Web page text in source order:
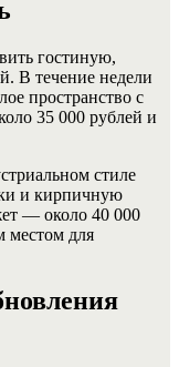
гостиную,
В течение недели
пространство с
35 000 рублей и
стиле
и кирпичную
— около 40 000
местом для